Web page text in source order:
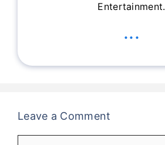
Entertainment.
...
Leave a Comment